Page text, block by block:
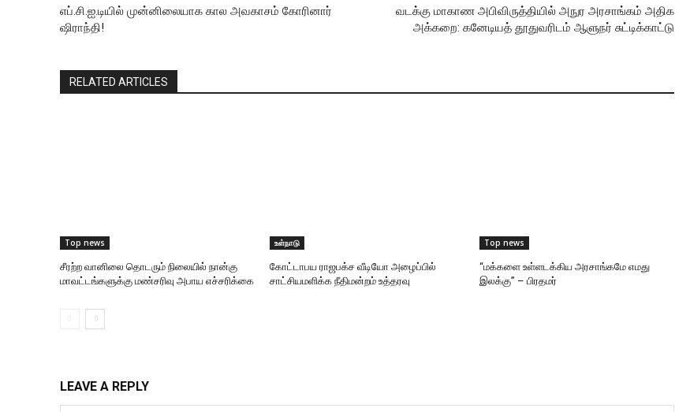
எப்.சி.ஐ.டியில் முன்னிலையாக கால அவகாசம் கோரினார்
ஷிராந்தி!
வடக்கு மாகாண அபிவிருத்தியில் அநுர அரசாங்கம் அதிக
அக்கறை: கனேடியத் தூதுவரிடம் ஆளுநர் சுட்டிக்காட்டு
RELATED ARTICLES
Top news
சீரற்ற வானிலை தொடரும் நிலையில் நான்கு
மாவட்டங்களுக்கு மண்சரிவு அபாய எச்சரிக்கை
உள்நாடு
கோட்டாபய ராஜபக்ச வீடியோ அழைப்பில்
சாட்சியமளிக்க நீதிமன்றம் உத்தரவு
Top news
“மக்களை உள்ளடக்கிய அரசாங்கமே எமது
இலக்கு” – பிரதமர்
LEAVE A REPLY